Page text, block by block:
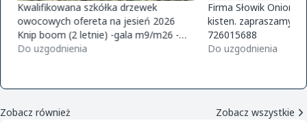
Kwalifikowana szkółka drzewek
owocowych ofereta na jesień 2026
Knip boom (2 letnie) -gala m9/m26 -
golden m9 -jeronimo m9/m26 -mutsu
Do uzgodnienia
Firma Słowik Onions
kisten. zapraszamy
726015688
Do uzgodnienia
Zobacz również Zobacz wszystkie